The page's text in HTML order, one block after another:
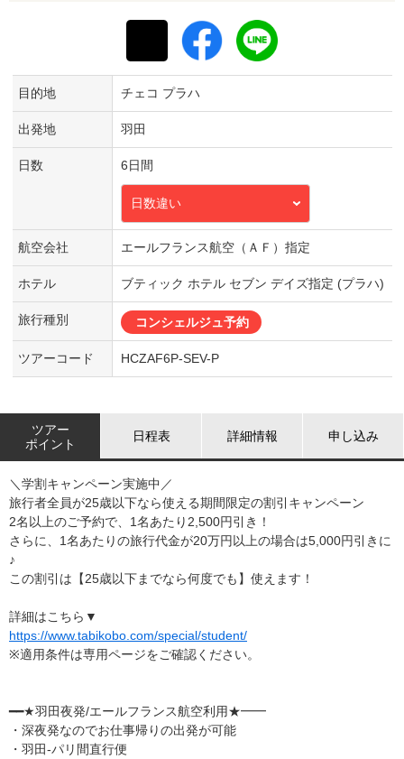
目的地 チェコ プラハ
出発地 羽田
日数 6日間
日数違い
航空会社 エールフランス航空（ＡＦ）指定
ホテル ブティック ホテル セブン デイズ指定 (プラハ)
旅行種別 コンシェルジュ予約
ツアーコード HCZAF6P-SEV-P
ツアー
ポイント
日程表 詳細情報 申し込み
＼学割キャンペーン実施中／
旅行者全員が25歳以下なら使える期間限定の割引キャンペーン
2名以上のご予約で、1名あたり2,500円引き！
さらに、1名あたりの旅行代金が20万円以上の場合は5,000円引きに
♪
この割引は【25歳以下までなら何度でも】使えます！
詳細はこちら▼
https://www.tabikobo.com/special/student/
※適用条件は専用ページをご確認ください。
━━★羽田夜発/エールフランス航空利用★━━
・深夜発なのでお仕事帰りの出発が可能
・羽田-パリ間直行便